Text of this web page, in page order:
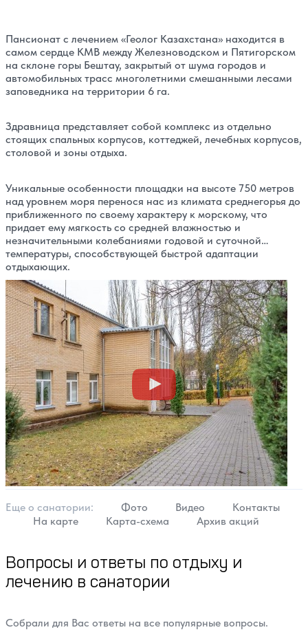
Пансионат с лечением «Геолог Казахстана» находится в
самом сердце КМВ между Железноводском и Пятигорском
на склоне горы Бештау, закрытый от шума городов и
автомобильных трасс многолетними смешанными лесами
заповедника на территории 6 га.
Здравница представляет собой комплекс из отдельно
стоящих спальных корпусов, коттеджей, лечебных корпусов,
столовой и зоны отдыха.
Уникальные особенности площадки на высоте 750 метров
над уровнем моря перенося нас из климата среднегорья до
приближенного по своему характеру к морскому, что
придает ему мягкость со средней влажностью и
незначительными колебаниями годовой и суточной
температуры, способствующей быстрой адаптации
отдыхающих.
Еще о cанатории: Фото Видео
Контакты
На карте
Карта-схема Архив акций
Вопросы и ответы по отдыху и
лечению в санатории
Собрали для Вас ответы на все популярные вопросы.